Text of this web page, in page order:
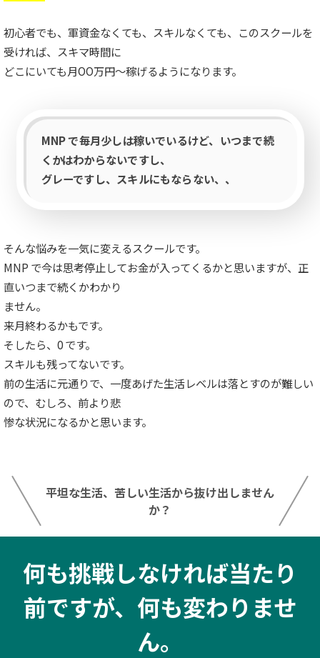
初心者でも、軍資金なくても、スキルなくても、このスクールを
受ければ、スキマ時間に
どこにいても月OO万円〜稼げるようになります。
MNP で毎月少しは稼いでいるけど、いつまで続
くかはわからないですし、
グレーですし、スキルにもならない、、
そんな悩みを一気に変えるスクールです。
MNP で今は思考停止してお金が入ってくるかと思いますが、正
直いつまで続くかわかり
ません。
来月終わるかもです。
そしたら、0 です。
スキルも残ってないです。
前の生活に元通りで、一度あげた生活レベルは落とすのが難しい
ので、むしろ、前より悲
惨な状況になるかと思います。
平坦な生活、苦しい生活から抜け出しません
か？
何も挑戦しなければ当たり
前ですが、何も変わりませ
ん。